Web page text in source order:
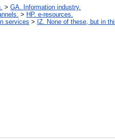
> GA. Information industry.
> HP. e-resources.
services > IZ. None of these, but in